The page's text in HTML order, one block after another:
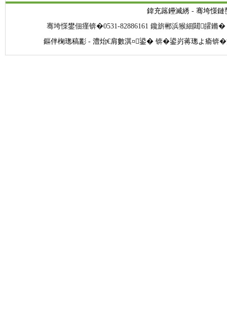
鍏充簬鑸滅綉- 骞垮憡鏈
骞垮憡鐢佃瘽锛�0531-82886161 鑱旂郴浜猴細閮皬鏅
鏂伴椈璁稿彲 - 澧炲€肩數淇¤鍙� 锛�鍙岃蒋璁よ瘉锛�